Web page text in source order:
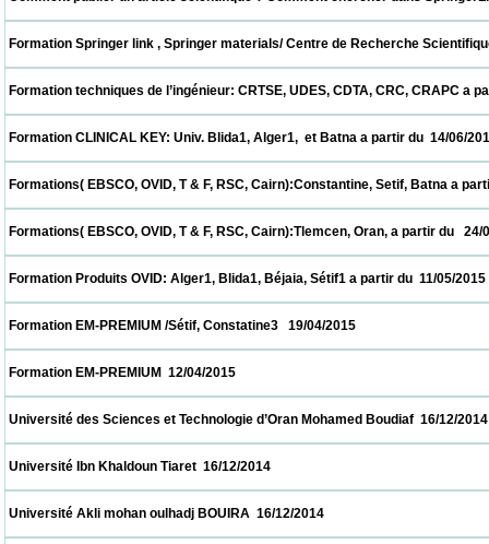
Formation Springer link , Springer materials/ Centre de Recherche
Formation techniques de l’ingénieur: CRTSE, UDES, CDTA, CRC,
Formation CLINICAL KEY: Univ. Blida1, Alger1,  et Batna a partir
Formations( EBSCO, OVID, T & F, RSC, Cairn):Constantine, Setif,
Formations( EBSCO, OVID, T & F, RSC, Cairn):Tlemcen, Oran, a
Formation Produits OVID: Alger1, Blida1, Béjaia, Sétif1 a partir
Formation EM-PREMIUM /Sétif, Constatine3   19/04/2015
Formation EM-PREMIUM  12/04/2015
Université des Sciences et Technologie d’Oran Mohamed
Université Ibn Khaldoun Tiaret  16/12/2014
Université Akli mohan oulhadj BOUIRA  16/12/2014